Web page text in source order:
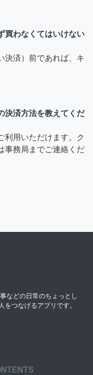
買わなくてはいけない
決済）前であれば、キ
決済方法を教えてくだ
利用いただけます。ク
事務局までご連絡くだ
などの日常のちょっとし
をつなげるアプリです。